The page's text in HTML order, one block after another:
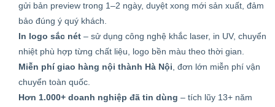
gửi bản preview trong 1–2 ngày, duyệt xong mới sản xuất, đảm
bảo đúng ý quý khách.
In logo sắc nét – sử dụng công nghệ khắc laser, in UV, chuyển
nhiệt phù hợp từng chất liệu, logo bền màu theo thời gian.
Miễn phí giao hàng nội thành Hà Nội , đơn lớn miễn phí vận
chuyển toàn quốc.
Hơn 1.000+ doanh nghiệp đã tin dùng – tích lũy 13+ năm